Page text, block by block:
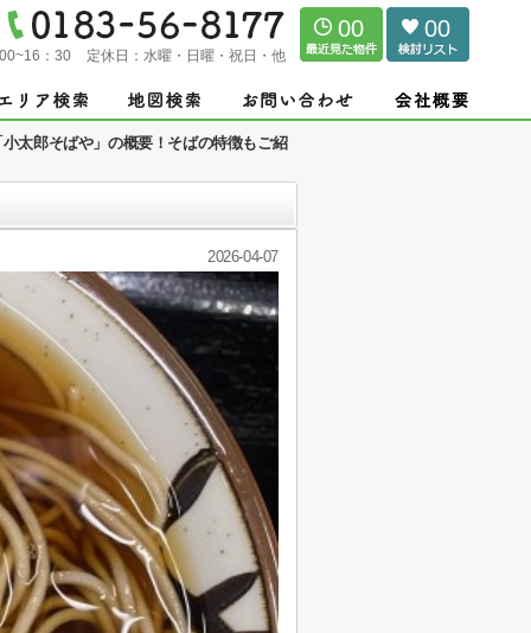
：30 定休日： 水曜・日曜・祝日・他
00 00
太郎そばや」の概要！そばの特徴もご紹
2026-04-07